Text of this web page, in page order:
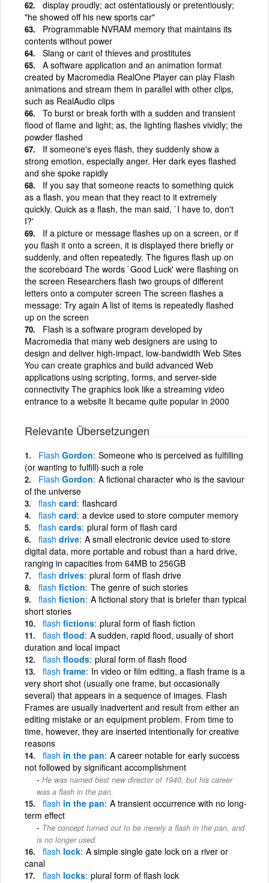
display proudly; act ostentatiously or pretentiously;
"he showed off his new sports car"
Programmable NVRAM memory that maintains its
contents without power
Slang or cant of thieves and prostitutes
A software application and an animation format
created by Macromedia RealOne Player can play Flash
animations and stream them in parallel with other clips,
such as RealAudio clips
To burst or break forth with a sudden and transient
flood of flame and light; as, the lighting flashes vividly; the
powder flashed
If someone's eyes flash, they suddenly show a
strong emotion, especially anger. Her dark eyes flashed
and she spoke rapidly
If you say that someone reacts to something quick
as a flash, you mean that they react to it extremely
quickly. Quick as a flash, the man said, `I have to, don't
I?'
If a picture or message flashes up on a screen, or if
you flash it onto a screen, it is displayed there briefly or
suddenly, and often repeatedly. The figures flash up on
the scoreboard The words `Good Luck' were flashing on
the screen Researchers flash two groups of different
letters onto a computer screen The screen flashes a
message: Try again A list of items is repeatedly flashed
up on the screen
Flash is a software program developed by
Macromedia that many web designers are using to
design and deliver high-impact, low-bandwidth Web Sites
You can create graphics and build advanced Web
applications using scripting, forms, and server-side
connectivity The graphics look like a streaming video
entrance to a website It became quite popular in 2000
Relevante Übersetzungen
Flash Gordon Someone who is perceived as fulfilling
(or wanting to fulfill) such a role
Flash Gordon A fictional character who is the saviour
of the universe
flash card flashcard
flash card a device used to store computer memory
flash cards plural form of flash card
flash drive A small electronic device used to store
digital data, more portable and robust than a hard drive,
ranging in capacities from 64MB to 256GB
flash drives plural form of flash drive
flash fiction The genre of such stories
flash fiction A fictional story that is briefer than typical
short stories
flash fictions plural form of flash fiction
flash flood A sudden, rapid flood, usually of short
duration and local impact
flash floods plural form of flash flood
flash frame In video or film editing, a flash frame is a
very short shot (usually one frame, but occasionally
several) that appears in a sequence of images. Flash
Frames are usually inadvertent and result from either an
editing mistake or an equipment problem. From time to
time, however, they are inserted intentionally for creative
reasons
flash in the pan A career notable for early success
not followed by significant accomplishment
He was named best new director of 1940, but his career
was a flash in the pan.
flash in the pan A transient occurrence with no long-
term effect
The concept turned out to be merely a flash in the pan, and
is no longer used.
flash lock A simple single gate lock on a river or
canal
flash locks plural form of flash lock